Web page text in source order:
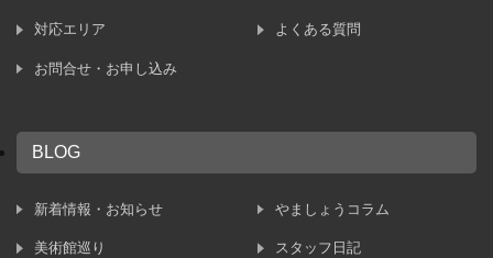
対応エリア よくある質問
お問合せ・お申し込み
BLOG
新着情報・お知らせ やましょうコラム
美術館巡り スタッフ日記